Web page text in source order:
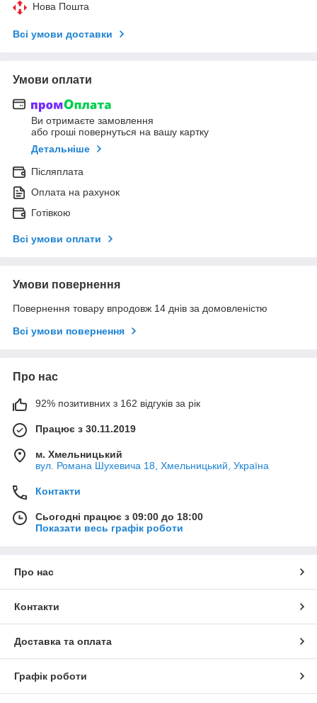
Нова Пошта
Всі умови доставки
Умови оплати
Ви отримаєте замовлення
або гроші повернуться на вашу картку
Детальніше
Післяплата
Оплата на рахунок
Готівкою
Всі умови оплати
Умови повернення
Повернення товару впродовж 14 днів за домовленістю
Всі умови повернення
Про нас
92% позитивних з 162 відгуків за рік
Працює з 30.11.2019
м. Хмельницький
вул. Романа Шухевича 18, Хмельницький, Україна
Контакти
Сьогодні працює з 09:00 до 18:00
Показати весь графік роботи
Про нас
Контакти
Доставка та оплата
Графік роботи